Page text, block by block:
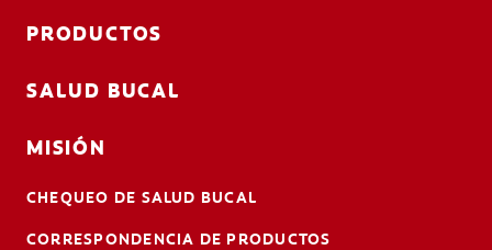
PRODUCTOS
SALUD BUCAL
MISIÓN
CHEQUEO DE SALUD BUCAL
CORRESPONDENCIA DE PRODUCTOS